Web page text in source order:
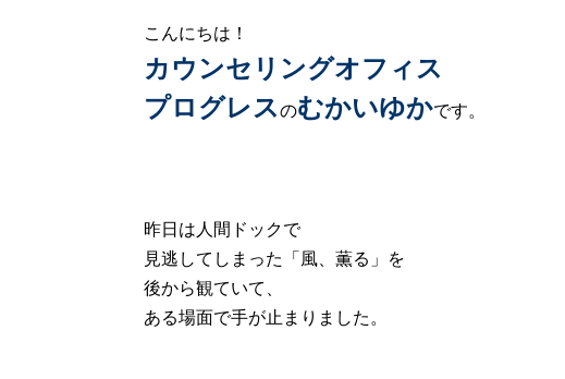
こんにちは！
カウンセリングオフィス
プログレスのむかいゆかです。
昨日は人間ドックで
見逃してしまった「風、薫る」を
後から観ていて、
ある場面で手が止まりました。